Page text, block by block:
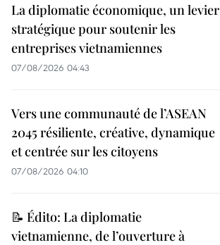
La diplomatie économique, un levier
stratégique pour soutenir les
entreprises vietnamiennes
07/08/2026 04:43
Vers une communauté de l’ASEAN
2045 résiliente, créative, dynamique
et centrée sur les citoyens
07/08/2026 04:10
📝 Édito: La diplomatie
vietnamienne, de l’ouverture à